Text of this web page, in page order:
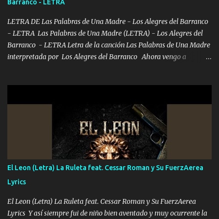
las risas las que me miran hay gente corriente no quieren ve...
Barranco - LETRA
LETRA DE Las Palabras de Una Madre - Los Alegres del Barranco
- LETRA Las Palabras de Una Madre (LETRA) - Los Alegres del
Barranco - LETRA Letra de la canción Las Palabras de Una Madre
interpretada por Los Alegres del Barranco Ahora vengo a
quiso, él tiempo sigue pasando y nunca te olvidaremos, aquí
seguiré esperando hasta volvernos a vernos El recuerdo que yo
tengo de mi mente no se va, en mi corazón me llevo lo mismo que
tu papá, a veces me pongo triste porque no puedo mirarte, mas se
que tu me escuchas porque tu eres mi gran ángel, El desespero me
llega para reunirme contigo, tu iluminas mi sendero por siempre
serás mi niño, del amor que yo te tengo es co...
El Leon (Letra) La Ruleta feat. Cessar Roman y Su FuerzAerea
Lyrics
El Leon (Letra) La Ruleta feat. Cessar Roman y Su FuerzAerea
Lyrics Y así siempre fui de niño bien aventado y muy ocurrente la